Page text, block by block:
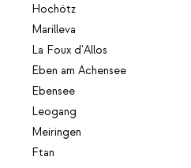
Hochötz
Marilleva
La Foux d'Allos
Eben am Achensee
Ebensee
Leogang
Meiringen
Ftan